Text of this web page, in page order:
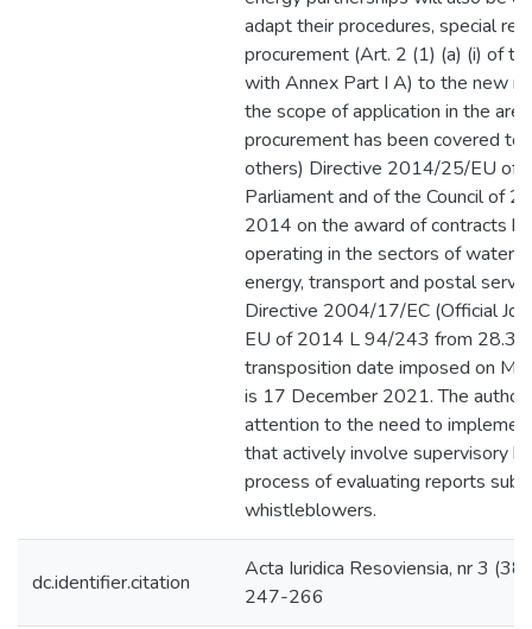
adapt their procedures, special
procurement (Art. 2 (1) (a) (i) of
with Annex Part I A) to the new
the scope of application in the
procurement has been covered to
others) Directive 2014/25/EU of
Parliament and of the Council of
2014 on the award of contracts
operating in the sectors of water
energy, transport and postal
Directive 2004/17/EC (Official
EU of 2014 L 94/243 from
transposition date imposed on
is 17 December 2021. The author
attention to the need to
that actively involve supervisory
process of evaluating reports
whistleblowers.
dc.identifier.citation
Acta Iuridica Resoviensia, nr 3
247-266